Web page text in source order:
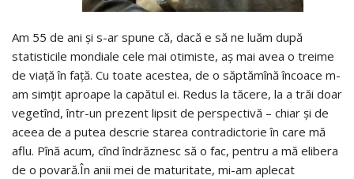
Am 55 de ani și s-ar spune că, dacă e să ne luăm după
statisticile mondiale cele mai otimiste, aș mai avea o treime
de viață în față. Cu toate acestea, de o săptămînă încoace m-
am simțit aproape la capătul ei. Redus la tăcere, la a trăi doar
vegetînd, într-un prezent lipsit de perspectivă – chiar și de
aceea de a putea descrie starea contradictorie în care mă
aflu. Pînă acum, cînd îndrăznesc să o fac, pentru a mă elibera
de o povară.În anii mei de maturitate, mi-am aplecat